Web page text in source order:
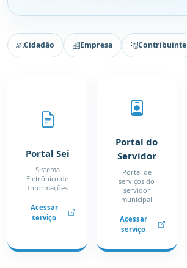
Cidadão Empresa Contribuinte
Portal Sei
Sistema
Eletrônico de
Informações
Acessar
serviço
Portal do
Servidor
Portal de
serviços do
servidor
municipal
Acessar
serviço